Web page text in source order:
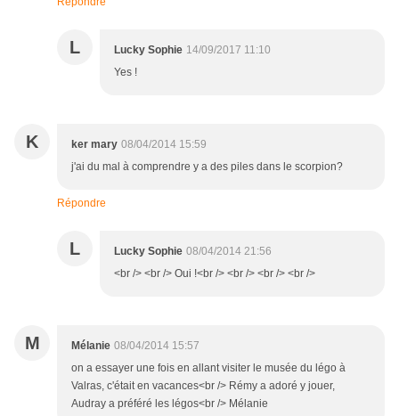
L Lucky Sophie 14/09/2017 11:10
Yes !
K ker mary 08/04/2014 15:59
j'ai du mal à comprendre y a des piles dans le scorpion?
Répondre
L Lucky Sophie 08/04/2014 21:56
<br /> <br /> Oui !<br /> <br /> <br /> <br />
M Mélanie 08/04/2014 15:57
on a essayer une fois en allant visiter le musée du légo à
Valras, c'était en vacances<br /> Rémy a adoré y jouer,
Audray a préféré les légos<br /> Mélanie